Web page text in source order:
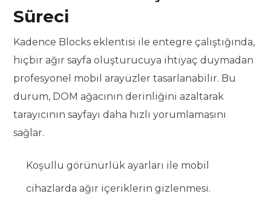
Süreci
Kadence Blocks eklentisi ile entegre çalıştığında,
hiçbir ağır sayfa oluşturucuya ihtiyaç duymadan
profesyonel mobil arayüzler tasarlanabilir. Bu
durum, DOM ağacının derinliğini azaltarak
tarayıcının sayfayı daha hızlı yorumlamasını
sağlar.
Koşullu görünürlük ayarları ile mobil
cihazlarda ağır içeriklerin gizlenmesi.